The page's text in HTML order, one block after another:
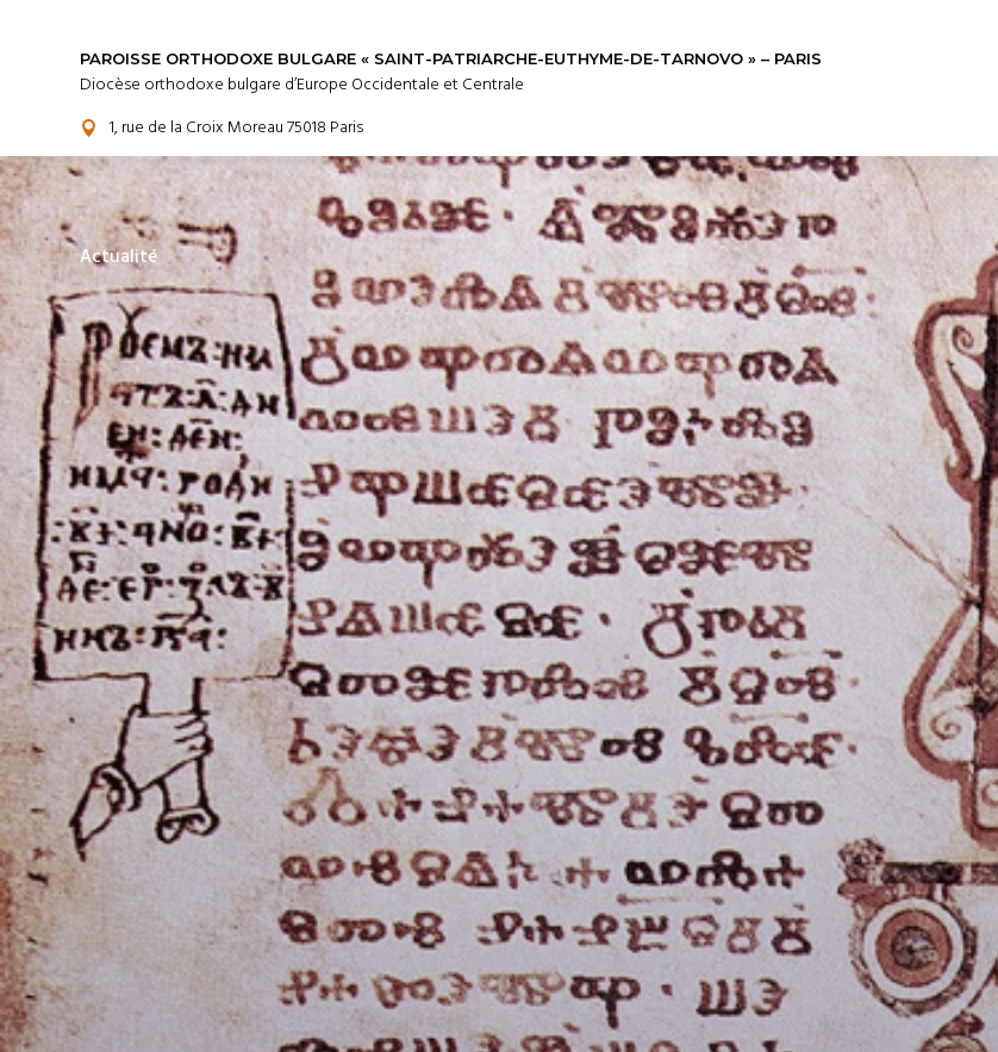
PAROISSE ORTHODOXE BULGARE « SAINT-PATRIARCHE-EUTHYME-DE-TARNOVO » – PARIS
Diocèse orthodoxe bulgare d’Europe Occidentale et Centrale
 1, rue de la Croix Moreau 75018 Paris
Actualité